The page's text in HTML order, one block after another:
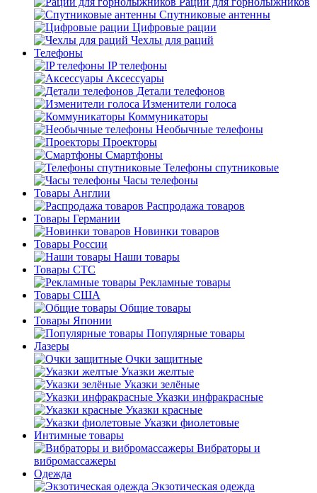
Спутниковые антенны
Цифровые рации
Чехлы для раций
Телефоны
IP телефоны
Аксессуары
Детали телефонов
Изменители голоса
Коммуникаторы
Необычные телефоны
Проекторы
Смартфоны
Телефоны спутниковые
Часы телефоны
Товары Англии
Распродажа товаров
Товары Германии
Новинки товаров
Товары России
Наши товары
Товары СТС
Рекламные товары
Товары США
Общие товары
Товары Японии
Популярные товары
Лазеры
Очки защитные
Указки желтые
Указки зелёные
Указки инфракрасные
Указки красные
Указки фиолетовые
Интимные товары
Вибраторы и
вибромассажеры
Одежда
Экзотическая одежда